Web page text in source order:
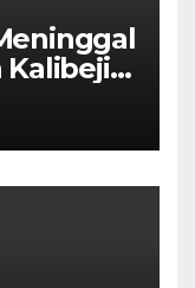
Kalibeji,